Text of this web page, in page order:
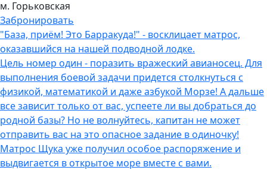
м. Горьковская
Забронировать
"База, приём! Это Барракуда!" - восклицает матрос,
оказавшийся на нашей подводной лодке.
Цель номер один - поразить вражеский авианосец. Для
выполнения боевой задачи придется столкнуться с
физикой, математикой и даже азбукой Морзе! А дальше
все зависит только от вас, успеете ли вы добраться до
родной базы? Но не волнуйтесь, капитан не может
отправить вас на это опасное задание в одиночку!
Матрос Щука уже получил особое распоряжение и
выдвигается в открытое море вместе с вами.